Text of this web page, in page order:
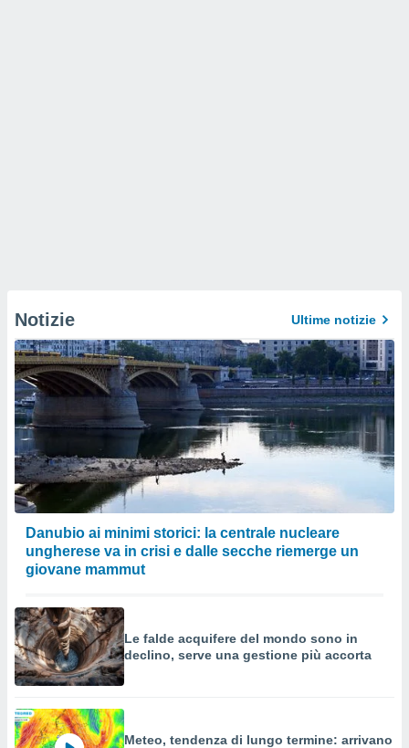
Notizie Ultime notizie
Danubio ai minimi storici: la centrale nucleare
ungherese va in crisi e dalle secche riemerge un
giovane mammut
Le falde acquifere del mondo sono in
declino, serve una gestione più accorta
Meteo, tendenza di lungo termine: arrivano